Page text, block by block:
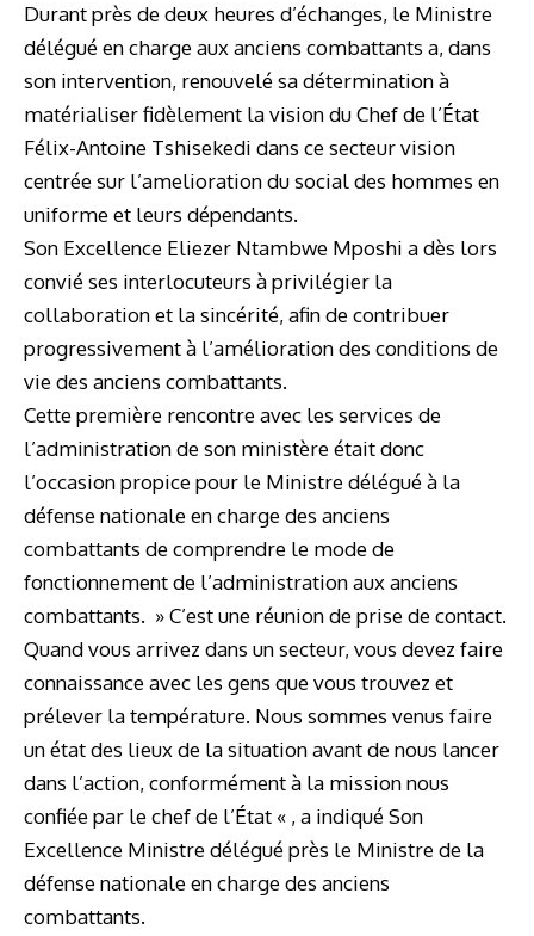
Durant près de deux heures d’échanges, le Ministre
délégué en charge aux anciens combattants a, dans
son intervention, renouvelé sa détermination à
matérialiser fidèlement la vision du Chef de l’État
Félix-Antoine Tshisekedi dans ce secteur vision
centrée sur l’amelioration du social des hommes en
uniforme et leurs dépendants.
Son Excellence Eliezer Ntambwe Mposhi a dès lors
convié ses interlocuteurs à privilégier la
collaboration et la sincérité, afin de contribuer
progressivement à l’amélioration des conditions de
vie des anciens combattants.
Cette première rencontre avec les services de
l’administration de son ministère était donc
l’occasion propice pour le Ministre délégué à la
défense nationale en charge des anciens
combattants de comprendre le mode de
fonctionnement de l’administration aux anciens
combattants. » C’est une réunion de prise de contact.
Quand vous arrivez dans un secteur, vous devez faire
connaissance avec les gens que vous trouvez et
prélever la température. Nous sommes venus faire
un état des lieux de la situation avant de nous lancer
dans l’action, conformément à la mission nous
confiée par le chef de l’État « , a indiqué Son
Excellence Ministre délégué près le Ministre de la
défense nationale en charge des anciens
combattants.